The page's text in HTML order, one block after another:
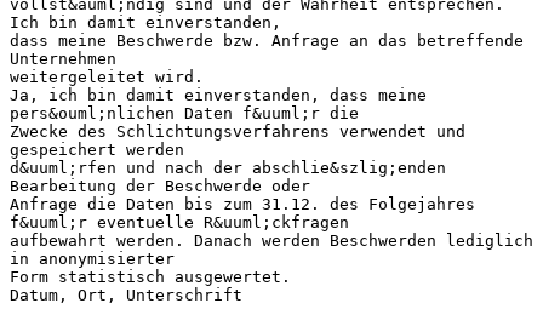
vollst&auml;ndig sind und der Wahrheit entsprechen.
Ich bin damit einverstanden,
dass meine Beschwerde bzw. Anfrage an das betreffende
Unternehmen
weitergeleitet wird.
Ja, ich bin damit einverstanden, dass meine
pers&ouml;nlichen Daten f&uuml;r die
Zwecke des Schlichtungsverfahrens verwendet und
gespeichert werden
d&uuml;rfen und nach der abschlie&szlig;enden
Bearbeitung der Beschwerde oder
Anfrage die Daten bis zum 31.12. des Folgejahres
f&uuml;r eventuelle R&uuml;ckfragen
aufbewahrt werden. Danach werden Beschwerden lediglich
in anonymisierter
Form statistisch ausgewertet.